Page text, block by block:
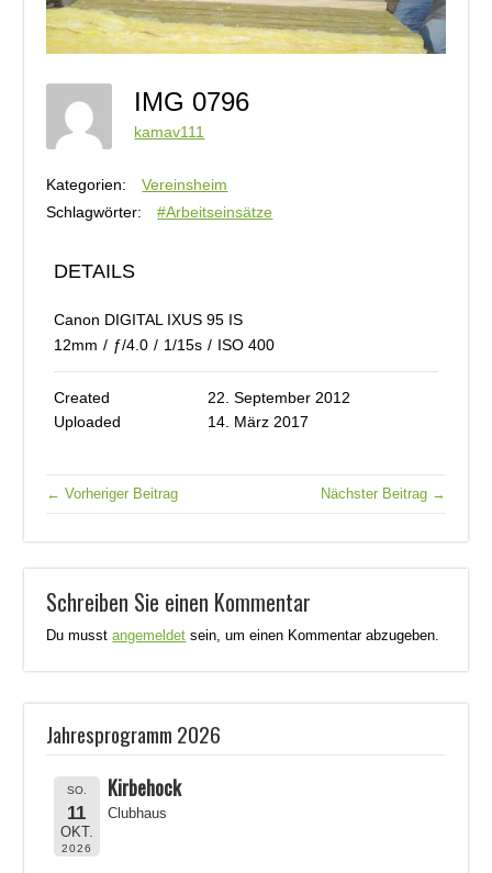
IMG 0796
kamav111
Kategorien:
Vereinsheim
Schlagwörter:
#Arbeitseinsätze
DETAILS
Canon DIGITAL IXUS 95 IS
12mm / ƒ/4.0 / 1/15s / ISO 400
Created
22. September 2012
Uploaded
14. März 2017
← Vorheriger Beitrag Nächster Beitrag →
Schreiben Sie einen Kommentar
Du musstangemeldet sein, um einen Kommentar abzugeben.
Jahresprogramm 2026
SO.
11
OKT.
2026
Kirbehock
Clubhaus